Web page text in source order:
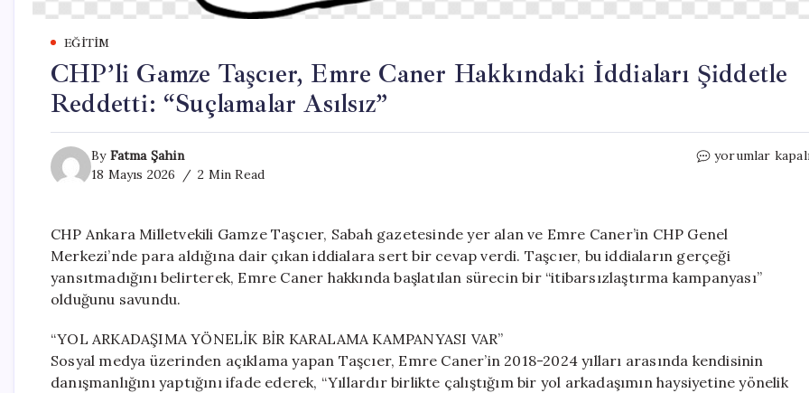
EĞITIM
CHP’li Gamze Taşcıer, Emre Caner Hakkındaki İddiaları Şiddetle
Reddetti: “Suçlamalar Asılsız”
By Fatma Şahin
18 Mayıs 2026
2 Min Read
CHP’li
Caner
Hakkındaki
İddiaları
Şiddetle
için
yorumlar
CHP Ankara Milletvekili Gamze Taşcıer, Sabah gazetesinde yer alan ve Emre Caner’in CHP Genel
Merkezi’nde para aldığına dair çıkan iddialara sert bir cevap verdi. Taşcıer, bu iddiaların gerçeği
yansıtmadığını belirterek, Emre Caner hakkında başlatılan sürecin bir “itibarsızlaştırma kampanyası”
olduğunu savundu.
“YOL ARKADAŞIMA YÖNELİK BİR KARALAMA KAMPANYASI VAR”
Sosyal medya üzerinden açıklama yapan Taşcıer, Emre Caner’in 2018-2024 yılları arasında kendisinin
danışmanlığını yaptığını ifade ederek, “Yıllardır birlikte çalıştığım bir yol arkadaşımın haysiyetine yönelik